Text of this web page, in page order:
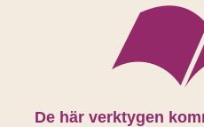
De här verktygen